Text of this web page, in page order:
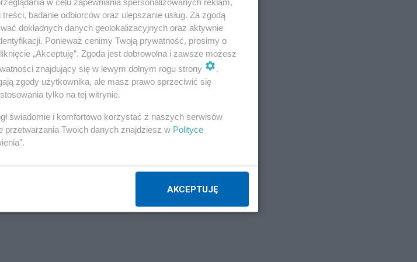
badanie odbiorców oraz ulepszanie usług. Za zgodą
dokładnych danych geolokalizacyjnych oraz aktywnie
Ponieważ cenimy Twoją prywatność, prosimy o
„Akceptuję”. Zgoda jest dobrowolna i zawsze możesz
znajdujący się w lewym dolnym rogu strony
.
zgody użytkownika, ale masz prawo sprzeciwić się
tylko na tej witrynie.
świadomie i komfortowo korzystać z naszych serwisów
przetwarzania Twoich danych znajdziesz w Polityce
AKCEPTUJĘ